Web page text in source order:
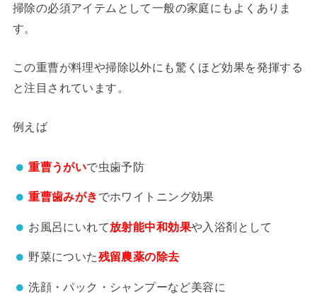
掃除の必須アイテムとして一般の家庭にもよくありま
す。
この重曹が料理や掃除以外にも驚くほど効果を発揮する
と注目されています。
例えば
重曹うがいで虫歯予防
重曹歯みがき でホワイトニング効果
お風呂にいれて放射能中和効果や入浴剤として
野菜についた残留農薬の除去
洗顔・パック・シャンプーなど美容に